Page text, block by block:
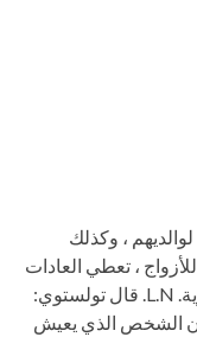
، وكذلك
، تعطي العادات
شعورا بالاستقرار واستقرار العلاقات الأسرية. L.N. قال تولستوي:
الشخص الذي يعيش